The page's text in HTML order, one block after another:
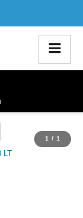
1 / 1